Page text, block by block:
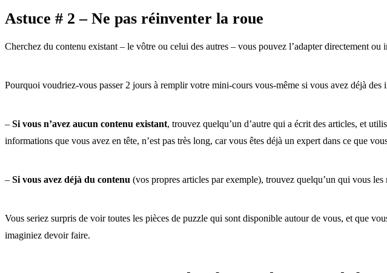
Astuce # 2 – Ne pas réinventer la roue
Cherchez du contenu existant – le vôtre ou celui des autres – vous pouvez l’adapter directement ou
Pourquoi voudriez-vous passer 2 jours à remplir votre mini-cours vous-même si vous avez déjà des
– Si vous n’avez aucun contenu existant, trouvez quelqu’un d’autre qui a écrit des articles, et
informations que vous avez en tête, n’est pas très long, car vous êtes déjà un expert dans ce que
– Si vous avez déjà du contenu (vos propres articles par exemple), trouvez quelqu’un qui vous
Vous seriez surpris de voir toutes les pièces de puzzle qui sont disponible autour de vous, et que
imaginiez devoir faire.